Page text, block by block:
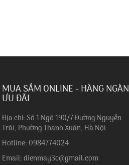
MUA SẮM ONLINE - HÀNG NGÀN
ƯU ĐÃI
Địa chỉ: Số 1 Ngõ 190/7 Đường Nguyễn
Trãi, Phường Thanh Xuân, Hà Nội
Hotline: 0984774024
Email: dienmay3c@gmail.com